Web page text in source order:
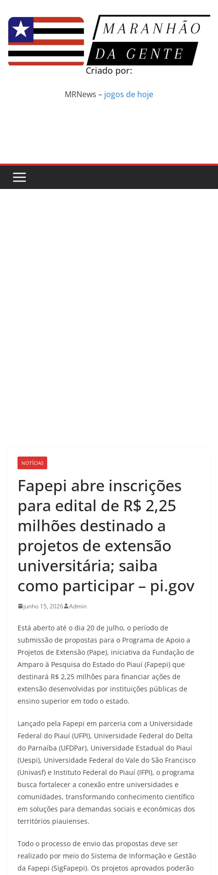
para
conteúdo
Criado por:
MRNews – jogos de hoje
NOTÍCIAS
Fapepi abre inscrições
para edital de R$ 2,25
milhões destinado a
projetos de extensão
universitária; saiba
como participar – pi.gov
junho 15, 2026 Admin
Está aberto até o dia 20 de julho, o período de
submissão de propostas para o Programa de Apoio a
Projetos de Extensão (Pape), iniciativa da Fundação de
Amparo à Pesquisa do Estado do Piauí (Fapepi) que
destinará R$ 2,25 milhões para financiar ações de
extensão desenvolvidas por instituições públicas de
ensino superior em todo o estado.
Lançado pela Fapepi em parceria com a Universidade
Federal do Piauí (UFPI), Universidade Federal do Delta
do Parnaíba (UFDPar), Universidade Estadual do Piauí
(Uespi), Universidade Federal do Vale do São Francisco
(Univasf) e Instituto Federal do Piauí (IFPI), o programa
busca fortalecer a conexão entre universidades e
comunidades, transformando conhecimento científico
em soluções para demandas sociais e econômicas dos
territórios piauienses.
Todo o processo de envio das propostas deve ser
realizado por meio do Sistema de Informação e Gestão
da Fapepi (SigFapepi). Os projetos aprovados poderão